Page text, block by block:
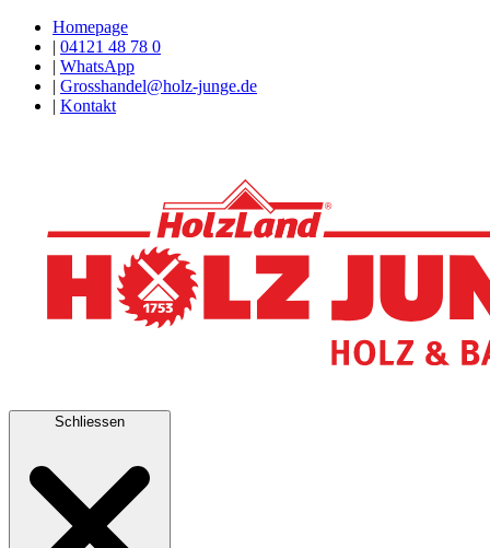
Homepage
| 04121 48 78 0
| WhatsApp
| Grosshandel@holz-junge.de
| Kontakt
Schliessen